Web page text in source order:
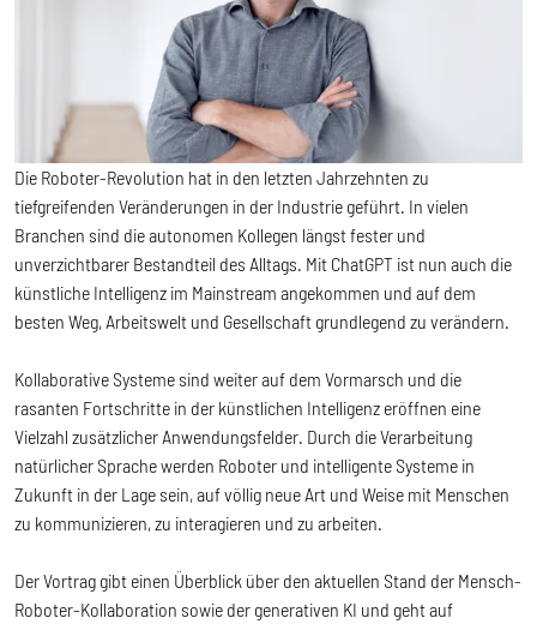
Die Roboter-Revolution hat in den letzten Jahrzehnten zu
tiefgreifenden Veränderungen in der Industrie geführt. In vielen
Branchen sind die autonomen Kollegen längst fester und
unverzichtbarer Bestandteil des Alltags. Mit ChatGPT ist nun auch die
künstliche Intelligenz im Mainstream angekommen und auf dem
besten Weg, Arbeitswelt und Gesellschaft grundlegend zu verändern.
Kollaborative Systeme sind weiter auf dem Vormarsch und die
rasanten Fortschritte in der künstlichen Intelligenz eröffnen eine
Vielzahl zusätzlicher Anwendungsfelder. Durch die Verarbeitung
natürlicher Sprache werden Roboter und intelligente Systeme in
Zukunft in der Lage sein, auf völlig neue Art und Weise mit Menschen
zu kommunizieren, zu interagieren und zu arbeiten.
Der Vortrag gibt einen Überblick über den aktuellen Stand der Mensch-
Roboter-Kollaboration sowie der generativen KI und geht auf